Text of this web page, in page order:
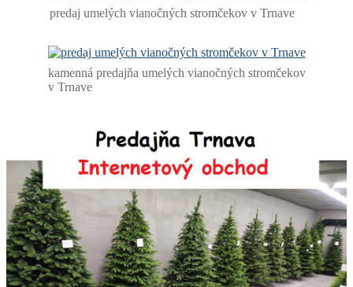
predaj umelých vianočných stromčekov v Trnave
kamenná predajňa umelých vianočných stromčekov
v Trnave